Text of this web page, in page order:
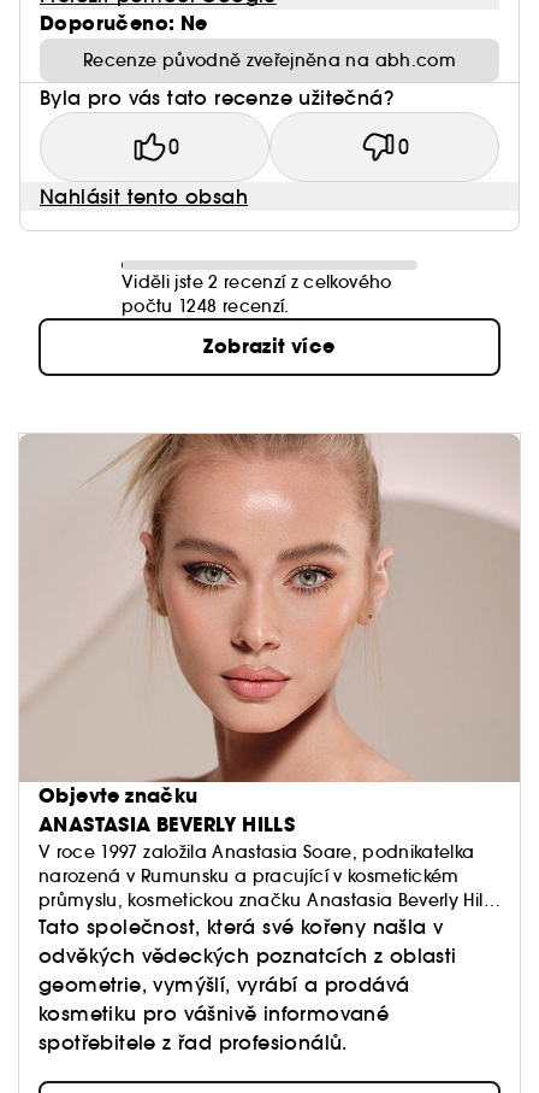
Doporučeno: Ne
Recenze původně zveřejněna na abh.com
Byla pro vás tato recenze užitečná?
0 0
Nahlásit tento obsah
Viděli jste 2 recenzí z celkového
počtu 1248 recenzí.
Zobrazit více
Objevte značku
ANASTASIA BEVERLY HILLS
V roce 1997 založila Anastasia Soare, podnikatelka
narozená v Rumunsku a pracující v kosmetickém
průmyslu, kosmetickou značku Anastasia Beverly Hills
(ABH).
Tato společnost, která své kořeny našla v
odvěkých vědeckých poznatcích z oblasti
geometrie, vymýšlí, vyrábí a prodává
kosmetiku pro vášnivě informované
spotřebitele z řad profesionálů.